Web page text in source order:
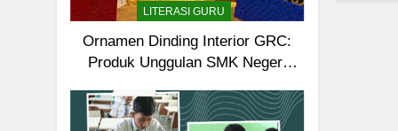
LITERASI GURU
Ornamen Dinding Interior GRC:
Produk Unggulan SMK Negeri